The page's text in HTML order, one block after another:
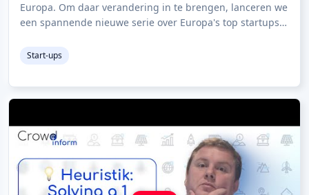
Europa. Om daar verandering in te brengen, lanceren we
een spannende nieuwe serie over Europa's top startups
Start-ups